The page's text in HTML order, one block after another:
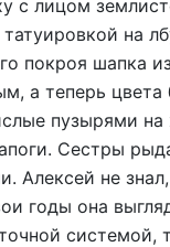
с лицом
на
покроя шапка
а теперь
пузырями
Сестры
Алексей не
годы она
системой,